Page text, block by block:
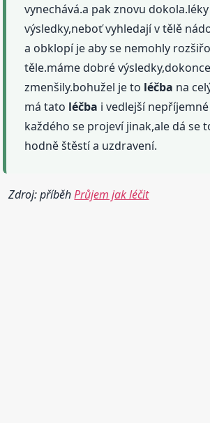
vynechává.a pak znovu
výsledky,neboť vyhledají v tělě
a obklopí je aby se nemohly
těle.máme dobré
zmenšily.bohužel je to léčba na
má tato léčba i vedlejší
každého se projeví jinak,ale dá se
hodně štěstí a uzdravení.
Zdroj: příběhPrůjem jak léčit